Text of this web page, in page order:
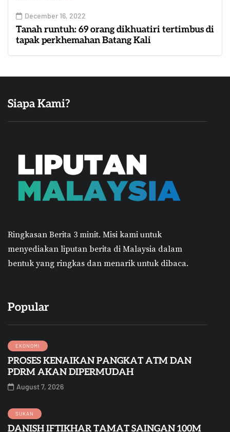
December 16, 2022
Tanah runtuh: 69 orang dikhuatiri tertimbus di
tapak perkhemahan Batang Kali
Siapa Kami?
Ringkasan Berita 3 minit. Misi kami untuk
menyediakan liputan berita di Malaysia dalam
bentuk yang ringkas dan menarik untuk dibaca.
Popular
EKONOMI
PROSES KENAIKAN PANGKAT ATM DAN
PDRM AKAN DIPERMUDAH
August 7, 2026
SUKAN
DANISH IFTIKHAR TAMAT SAINGAN 100M